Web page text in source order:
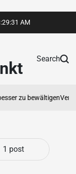
:29:31 AM
Search
zu bewältigen
1 post